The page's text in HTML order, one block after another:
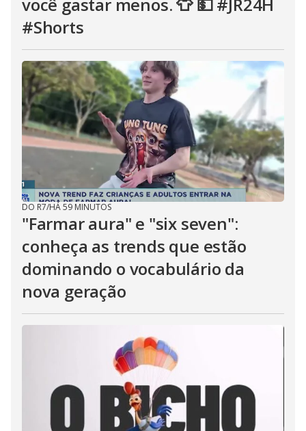
#Shorts
DO R7/HÁ 59 MINUTOS
"Farmar aura" e "six seven":
conheça as trends que estão
dominando o vocabulário da
nova geração